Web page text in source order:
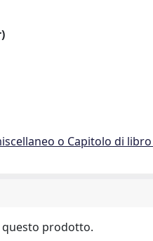
o Capitolo di
questo prodotto.